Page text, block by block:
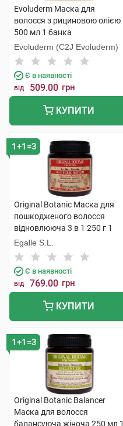
Evoluderm Маска для
волосся з рициновою олією
500 мл 1 банка
Evoluderm (C2J Evoluderm)
Є в наявності
від 509.00 грн
КУПИТИ
1+1=3
Original Botanic Маска для
пошкодженого волосся
відновлююча 3 в 1 250 г 1
банка
Egalle S.L.
Є в наявності
від 769.00 грн
КУПИТИ
1+1=3
Original Botanic Balancer
Маска для волосся
балансуюча жіноча 250 мл 1